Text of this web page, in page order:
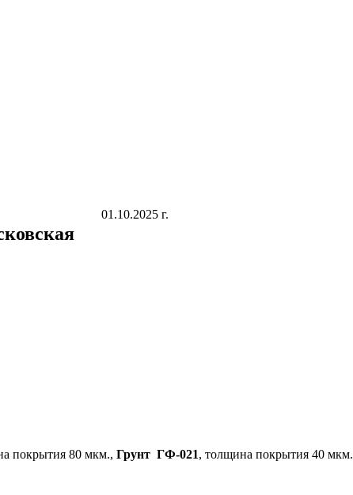
01.10.2025 г.
покрытия 80 мкм., Грунт ГФ-021, толщина покрытия 40 мкм.